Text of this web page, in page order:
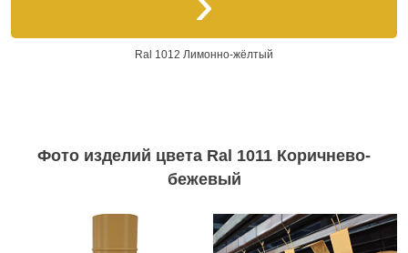
Ral 1012 Лимонно-жёлтый
Фото изделий цвета Ral 1011 Коричнево-
бежевый